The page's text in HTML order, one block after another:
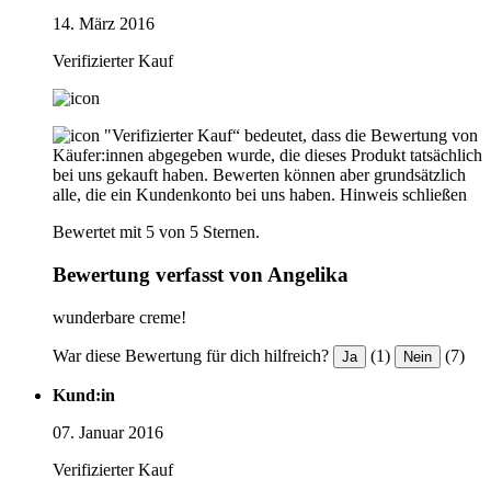
14. März 2016
Verifizierter Kauf
"Verifizierter Kauf“ bedeutet, dass die Bewertung von
Käufer:innen abgegeben wurde, die dieses Produkt tatsächlich
bei uns gekauft haben. Bewerten können aber grundsätzlich
alle, die ein Kundenkonto bei uns haben. Hinweis schließen
Bewertet mit 5 von 5 Sternen.
Bewertung verfasst von Angelika
wunderbare creme!
War diese Bewertung für dich hilfreich? Ja (1) Nein (7)
Kund:in
07. Januar 2016
Verifizierter Kauf